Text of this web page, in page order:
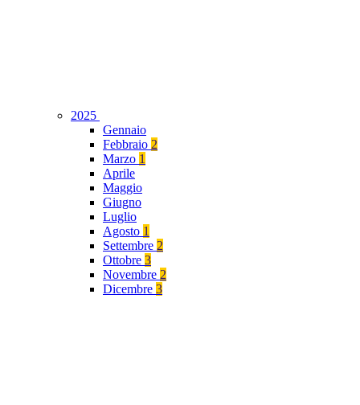
2025
Gennaio
Febbraio 2
Marzo 1
Aprile
Maggio
Giugno
Luglio
Agosto 1
Settembre 2
Ottobre 3
Novembre 2
Dicembre 3